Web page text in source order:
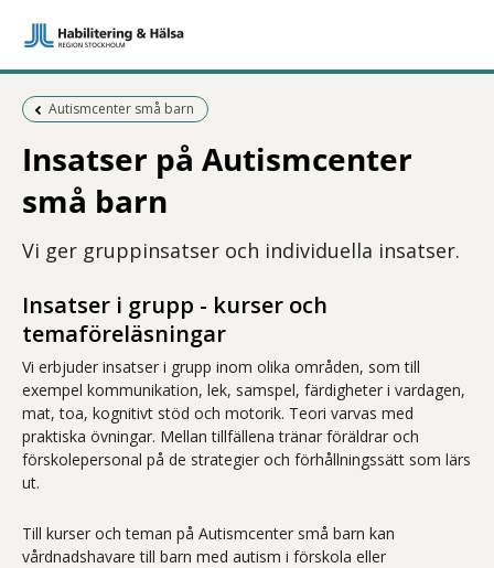
Föregående sida:
Autismcenter små barn
Insatser på Autismcenter
små barn
Vi ger gruppinsatser och individuella insatser.
Insatser i grupp - kurser och
temaföreläsningar
Vi erbjuder insatser i grupp inom olika områden, som till
exempel kommunikation, lek, samspel, färdigheter i vardagen,
mat, toa, kognitivt stöd och motorik. Teori varvas med
praktiska övningar. Mellan tillfällena tränar föräldrar och
förskolepersonal på de strategier och förhållningssätt som lärs
ut.
Till kurser och teman på Autismcenter små barn kan
vårdnadshavare till barn med autism i förskola eller